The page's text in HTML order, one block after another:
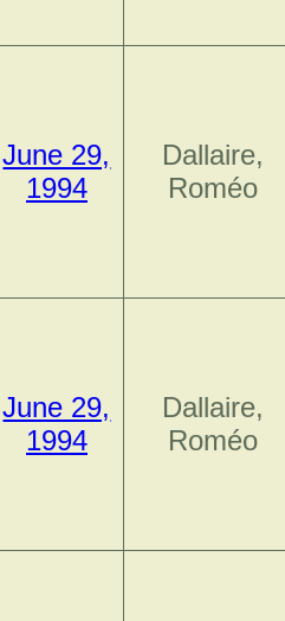
June 29,
1994
Dallaire,
Roméo
June 29,
1994
Dallaire,
Roméo